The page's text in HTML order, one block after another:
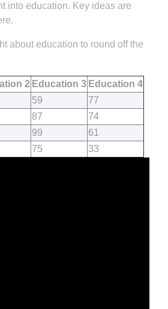
into education. Key ideas are
about education to round off the
2 Education 3 Education 4
59
77
87
74
99
61
75 33